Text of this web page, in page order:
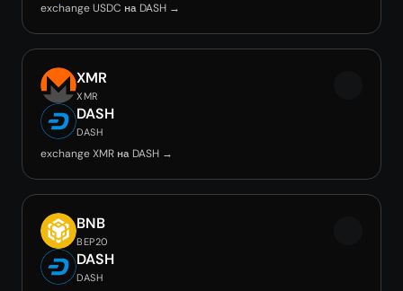
exchange USDC на DASH →
XMR
XMR
DASH
DASH
exchange XMR на DASH →
BNB
BEP20
DASH
DASH